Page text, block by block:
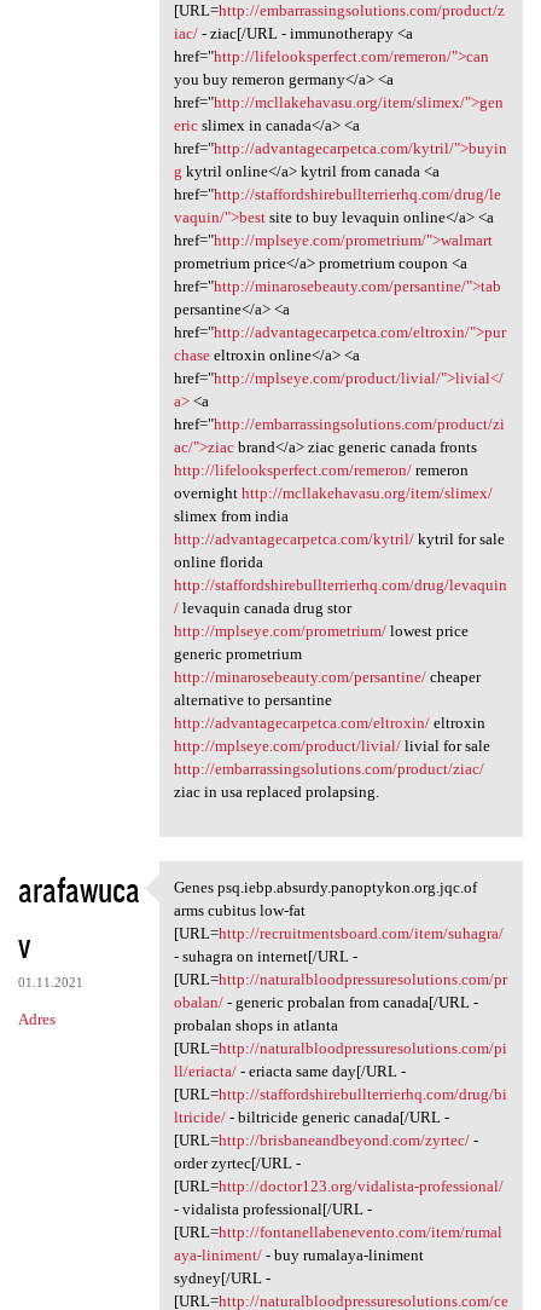
[URL=http://embarrassingsolutions.com/product/z
iac/- ziac[/URL - immunotherapy <a
href="http://lifelooksperfect.com/remeron/">can
you buy remeron germany</a> <a
href="http://mcllakehavasu.org/item/slimex/">gen
ericslimex in canada</a> <a
href="http://advantagecarpetca.com/kytril/">buyin
g kytril online</a> kytril from canada <a
href="http://staffordshirebullterrierhq.com/drug/le
vaquin/">bestsite to buy levaquin online</a> <a
href="http://mplseye.com/prometrium/">walmart
prometrium price</a> prometrium coupon <a
href="http://minarosebeauty.com/persantine/">tab
persantine</a> <a
href="http://advantagecarpetca.com/eltroxin/">pur
chaseeltroxin online</a> <a
href="http://mplseye.com/product/livial/">livial</
a><a
href="http://embarrassingsolutions.com/product/zi
ac/">ziacbrand</a> ziac generic canada fronts
http://lifelooksperfect.com/remeron/remeron
overnight http://mcllakehavasu.org/item/slimex/
slimex from india
http://advantagecarpetca.com/kytril/kytril for sale
online florida
http://staffordshirebullterrierhq.com/drug/levaquin
/levaquin canada drug stor
http://mplseye.com/prometrium/lowest price
generic prometrium
http://minarosebeauty.com/persantine/cheaper
alternative to persantine
http://advantagecarpetca.com/eltroxin/eltroxin
http://mplseye.com/product/livial/livial for sale
http://embarrassingsolutions.com/product/ziac/
ziac in usa replaced prolapsing.
arafawuca
v
01.11.2021
Adres
Genes psq.iebp.absurdy
Genes psq.iebp.absurdy.panoptykon.org.jqc.of
arms cubitus low-fat
[URL=http://recruitmentsboard.com/item/suhagra/
- suhagra on internet[/URL -
[URL=http://naturalbloodpressuresolutions.com/pr
obalan/- generic probalan from canada[/URL -
probalan shops in atlanta
[URL=http://naturalbloodpressuresolutions.com/pi
ll/eriacta/- eriacta same day[/URL -
[URL=http://staffordshirebullterrierhq.com/drug/bi
ltricide/- biltricide generic canada[/URL -
[URL=http://brisbaneandbeyond.com/zyrtec/-
order zyrtec[/URL -
[URL=http://doctor123.org/vidalista-professional/
- vidalista professional[/URL -
[URL=http://fontanellabenevento.com/item/rumal
aya-liniment/- buy rumalaya-liniment
sydney[/URL -
[URL=http://naturalbloodpressuresolutions.com/ce